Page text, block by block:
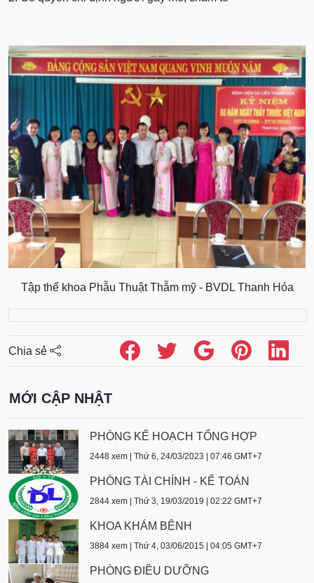
Tập thể khoa Phẫu Thuật Thẫm mỹ - BVDL Thanh Hóa
Chia sẻ
MỚI CẬP NHẬT
PHÒNG KẾ HOẠCH TỔNG HỢP
2448 xem | Thứ 6, 24/03/2023 | 07:46 GMT+7
PHÒNG TÀI CHÍNH - KẾ TOÁN
2844 xem | Thứ 3, 19/03/2019 | 02:22 GMT+7
KHOA KHÁM BỆNH
3884 xem | Thứ 4, 03/06/2015 | 04:05 GMT+7
PHÒNG ĐIỀU DƯỠNG